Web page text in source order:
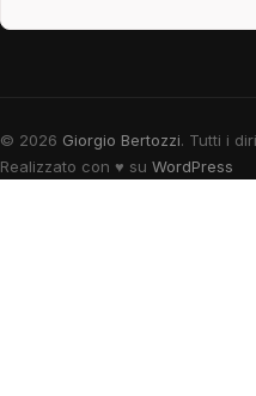
© 2026 Giorgio Bertozzi. Tutti i
Realizzato con ♥ su WordPress